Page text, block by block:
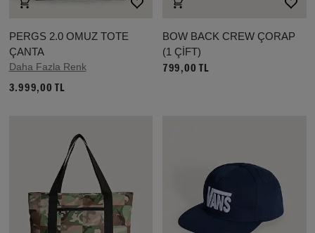
PERGS 2.0 OMUZ TOTE
ÇANTA
Daha Fazla Renk
3.999,00 TL
BOW BACK CREW ÇORAP
(1 ÇİFT)
799,00 TL